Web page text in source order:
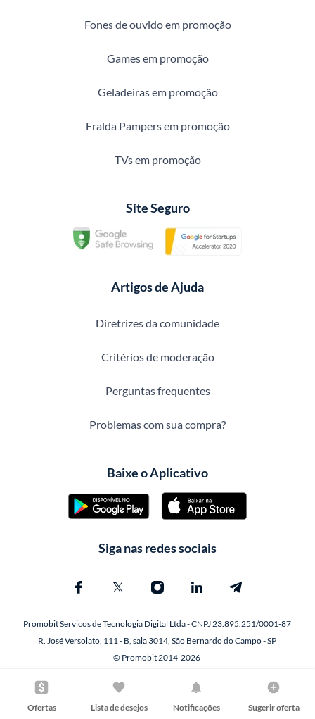
Ofertas Lista de desejos Notificações Sugerir oferta
Fones de ouvido em promoção
Games em promoção
Geladeiras em promoção
Fralda Pampers em promoção
TVs em promoção
Site Seguro
Artigos de Ajuda
Diretrizes da comunidade
Critérios de moderação
Perguntas frequentes
Problemas com sua compra?
Baixe o Aplicativo
Siga nas redes sociais
Promobit Servicos de Tecnologia Digital Ltda - CNPJ 23.895.251/0001-87
R. José Versolato, 111 - B, sala 3014, São Bernardo do Campo - SP
© Promobit 2014-2026